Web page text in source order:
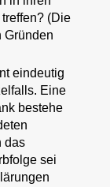
(Die
Gründen
eindeutig
Eine
bestehe
das
sei